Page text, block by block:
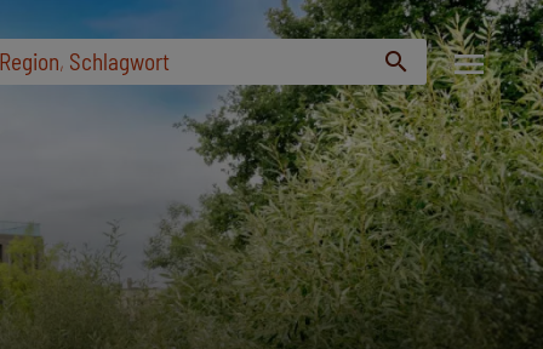
Region, Schlagwort search menu